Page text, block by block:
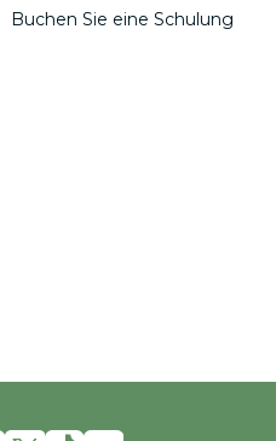
Buchen Sie eine Schulung